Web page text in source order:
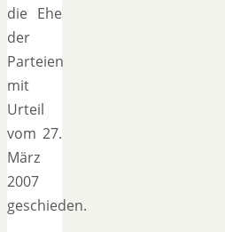
die Ehe
der
Parteien
mit
Urteil
vom 27.
März
2007
geschieden.